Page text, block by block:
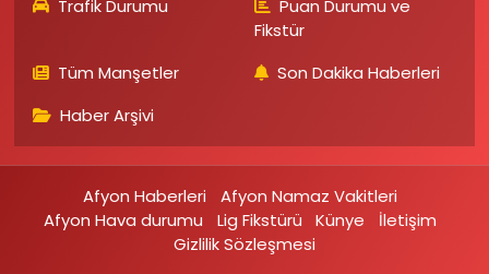
Trafik Durumu
Puan Durumu ve
Fikstür
Tüm Manşetler
Son Dakika Haberleri
Haber Arşivi
Afyon Haberleri
Afyon Namaz Vakitleri
Afyon Hava durumu
Lig Fikstürü Künye
İletişim
Gizlilik Sözleşmesi